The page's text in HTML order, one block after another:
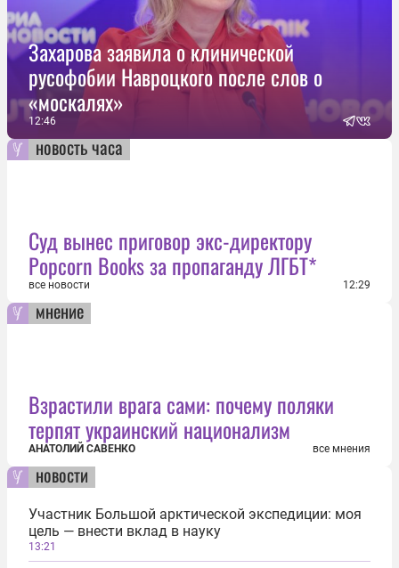
Захарова заявила о клинической
русофобии Навроцкого после слов о
«москалях»
12:46
новость часа
Суд вынес приговор экс-директору
Popcorn Books за пропаганду ЛГБТ*
все новости 12:29
мнение
Взрастили врага сами: почему поляки
терпят украинский национализм
АНАТОЛИЙ САВЕНКО все мнения
новости
Участник Большой арктической экспедиции: моя
цель — внести вклад в науку
13:21